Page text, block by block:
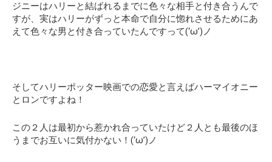
ジニーはハリーと結ばれるまでに色々な相手と付き合うんで
すが、実はハリーがずっと本命で自分に惚れさせるためにあ
えて色々な男と付き合っていたんですって(‘ω’)ノ
そしてハリーポッター映画での恋愛と言えばハーマイオニー
とロンですよね！
この２人は最初から惹かれ合っていたけど２人とも最後のほ
うまでお互いに気付かない！(‘ω’)ノ